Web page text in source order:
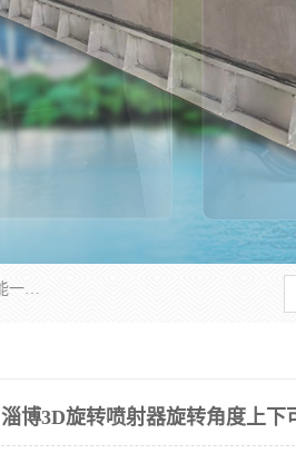
青岛铭源环保科技有限公司是一家专注于环保与智慧水务领域的先进科技企业，公司专注于云智能一体化HMPP预制泵站、智能截流井设备、调蓄池雨洪管理设备、水务循环利用、云智慧水务开发及新型环保技术研发等领域。
淄博3D旋转喷射器旋转角度上下